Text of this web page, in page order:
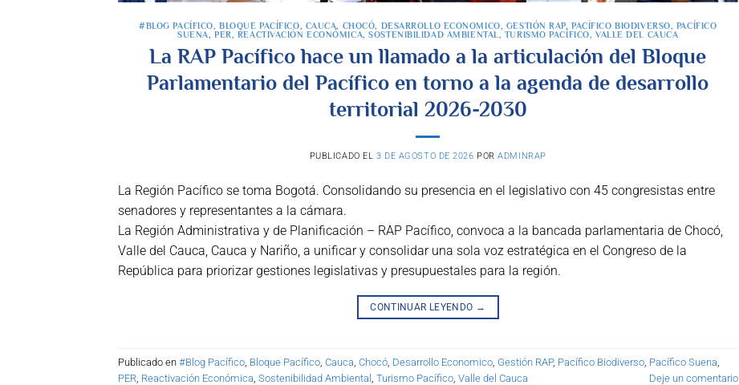
#BLOG PACÍFICO,BLOQUE PACÍFICO, CAUCA, CHOCÓ, DESARROLLO ECONOMICO, GESTIÓN RAP,PACÍFICO BIODIVERSO, PACÍFICO
SUENA,PER , REACTIVACIÓN ECONÓMICA,SOSTENIBILIDAD AMBIENTAL , TURISMO PACÍFICO, VALLE DEL CAUCA
La RAP Pacífico hace un llamado a la articulación del Bloque
Parlamentario del Pacífico en torno a la agenda de desarrollo
territorial 2026-2030
PUBLICADO EL 3 DE AGOSTO DE 2026 PORADMINRAP
La Región Pacífico se toma Bogotá. Consolidando su presencia en el legislativo con 45 congresistas entre
senadores y representantes a la cámara.
La Región Administrativa y de Planificación – RAP Pacífico, convoca a la bancada parlamentaria de Chocó,
Valle del Cauca, Cauca y Nariño, a unificar y consolidar una sola voz estratégica en el Congreso de la
República para priorizar gestiones legislativas y presupuestales para la región.
CONTINUAR LEYENDO →
Publicado en #Blog Pacífico Bloque Pacífico Cauca Chocó Desarrollo Economico Gestión RAP, Pacífico Biodiverso Pacífico Suena
PER Reactivación Económica Sostenibilidad Ambiental Turismo Pacífico Valle del Cauca Deje un comentario